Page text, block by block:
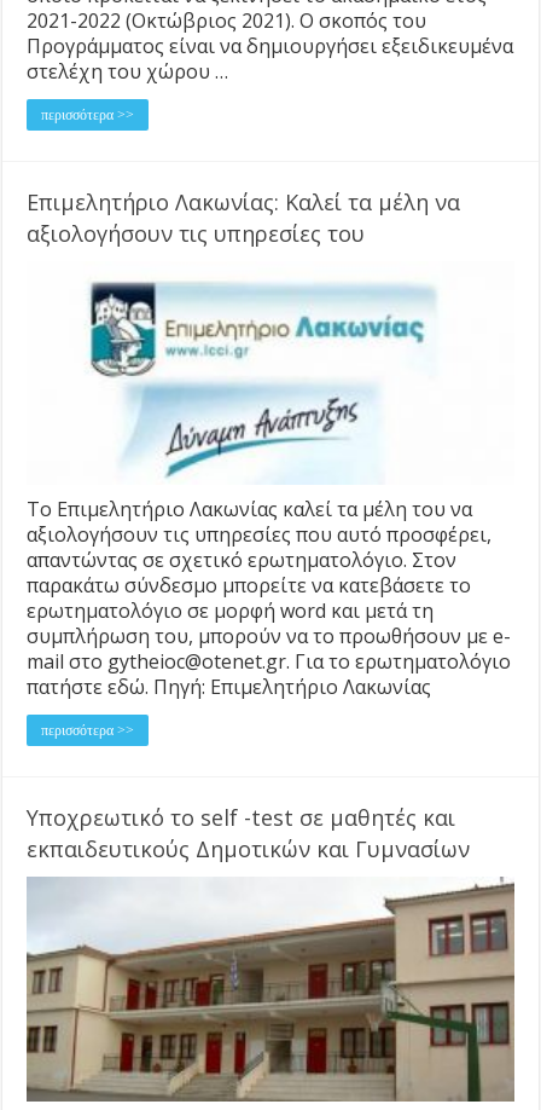
2021-2022 (Οκτώβριος 2021). Ο σκοπός του
Προγράμματος είναι να δημιουργήσει εξειδικευμένα
στελέχη του χώρου …
περισσότερα >>
Επιμελητήριο Λακωνίας: Καλεί τα μέλη να
αξιολογήσουν τις υπηρεσίες του
Το Επιμελητήριο Λακωνίας καλεί τα μέλη του να
αξιολογήσουν τις υπηρεσίες που αυτό προσφέρει,
απαντώντας σε σχετικό ερωτηματολόγιο. Στον
παρακάτω σύνδεσμο μπορείτε να κατεβάσετε το
ερωτηματολόγιο σε μορφή word και μετά τη
συμπλήρωση του, μπορούν να το προωθήσουν με e-
mail στο gytheioc@otenet.gr. Για το ερωτηματολόγιο
πατήστε εδώ. Πηγή: Επιμελητήριο Λακωνίας
περισσότερα >>
Υποχρεωτικό το self -test σε μαθητές και
εκπαιδευτικούς Δημοτικών και Γυμνασίων